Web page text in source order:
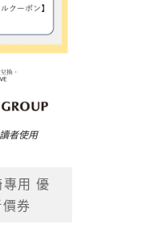
者使用
專用 優
券